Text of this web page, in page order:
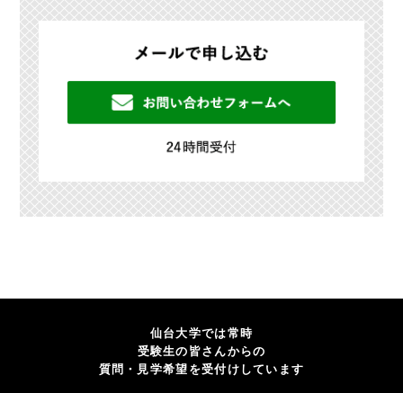
仙台大学では常時
受験生の皆さんからの
質問・見学希望を受付けしています